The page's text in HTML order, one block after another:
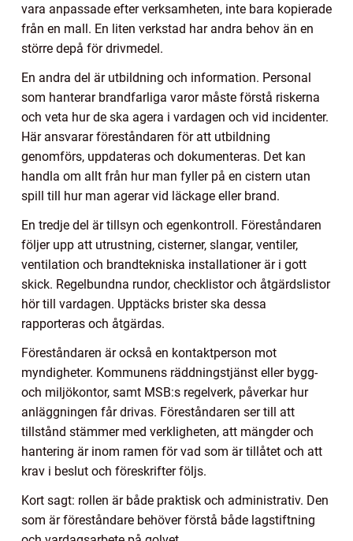
vara anpassade efter verksamheten, inte bara kopierade
från en mall. En liten verkstad har andra behov än en
större depå för drivmedel.
En andra del är utbildning och information. Personal
som hanterar brandfarliga varor måste förstå riskerna
och veta hur de ska agera i vardagen och vid incidenter.
Här ansvarar föreståndaren för att utbildning
genomförs, uppdateras och dokumenteras. Det kan
handla om allt från hur man fyller på en cistern utan
spill till hur man agerar vid läckage eller brand.
En tredje del är tillsyn och egenkontroll. Föreståndaren
följer upp att utrustning, cisterner, slangar, ventiler,
ventilation och brandtekniska installationer är i gott
skick. Regelbundna rundor, checklistor och åtgärdslistor
hör till vardagen. Upptäcks brister ska dessa
rapporteras och åtgärdas.
Föreståndaren är också en kontaktperson mot
myndigheter. Kommunens räddningstjänst eller bygg-
och miljökontor, samt MSB:s regelverk, påverkar hur
anläggningen får drivas. Föreståndaren ser till att
tillstånd stämmer med verkligheten, att mängder och
hantering är inom ramen för vad som är tillåtet och att
krav i beslut och föreskrifter följs.
Kort sagt: rollen är både praktisk och administrativ. Den
som är föreståndare behöver förstå både lagstiftning